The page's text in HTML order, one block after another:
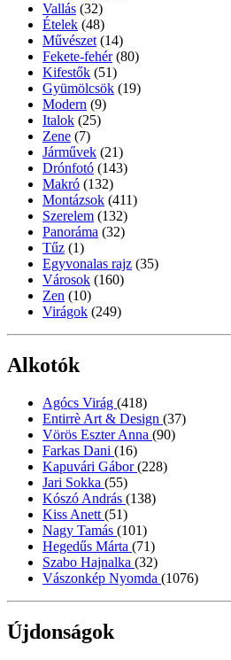
Vallás (32)
Ételek (48)
Művészet (14)
Fekete-fehér (80)
Kifestők (51)
Gyümölcsök (19)
Modern (9)
Italok (25)
Zene (7)
Járművek (21)
Drónfotó (143)
Makró (132)
Montázsok (411)
Szerelem (132)
Panoráma (32)
Tűz (1)
Egyvonalas rajz (35)
Városok (160)
Zen (10)
Virágok (249)
Alkotók
Agócs Virág (418)
Entirrè Art & Design (37)
Vörös Eszter Anna (90)
Farkas Dani (16)
Kapuvári Gábor(228)
Jari Sokka (55)
Kószó András (138)
Kiss Anett (51)
Nagy Tamás (101)
Hegedűs Márta (71)
Szabo Hajnalka (32)
Vászonkép Nyomda (1076)
Újdonságok